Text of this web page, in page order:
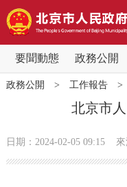
要聞動態 政務公開
要聞動態
黨中央精神
政務公開 > 工作報告>
北京市
日期：2024-02-05 09:15